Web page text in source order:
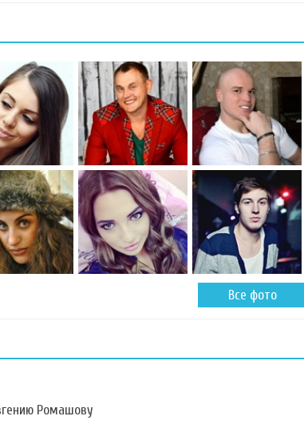
Все фото
Ромашову